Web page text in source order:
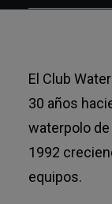
El Club
30 años
waterpolo
1992
equipos.